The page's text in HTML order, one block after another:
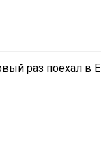
в первый раз